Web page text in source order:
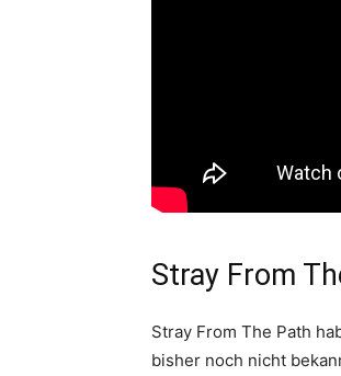
Stray From
Stray From The Path
bisher noch nicht